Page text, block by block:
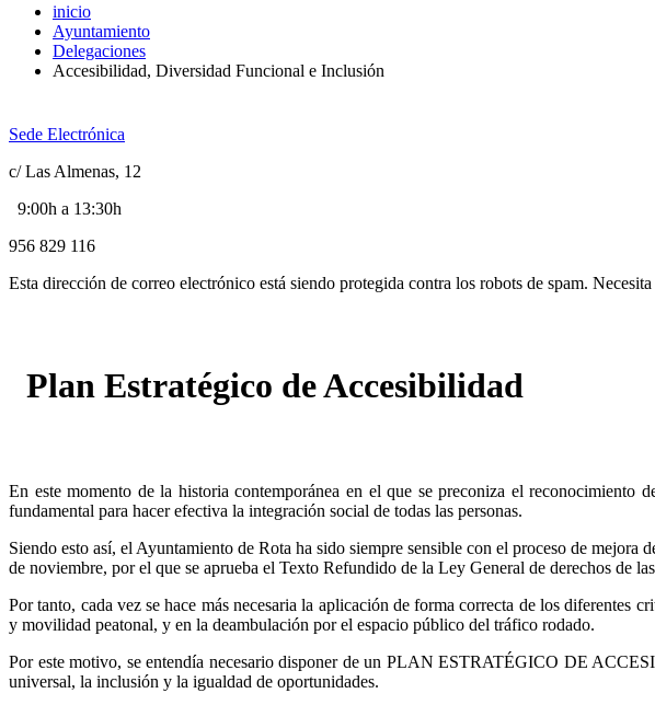
inicio
Ayuntamiento
Delegaciones
Accesibilidad, Diversidad Funcional e Inclusión
Sede Electrónica
c/ Las Almenas, 12
9:00h a 13:30h
956 829 116
Esta dirección de correo electrónico está siendo protegida contra los robots de spam.
Plan Estratégico de Accesibilidad
En este momento de la historia contemporánea en el que se preconiza el
fundamental para hacer efectiva la integración social de todas las personas.
Siendo esto así, el Ayuntamiento de Rota ha sido siempre sensible con el proceso de
de noviembre, por el que se aprueba el Texto Refundido de la Ley General de derechos de
Por tanto, cada vez se hace más necesaria la aplicación de forma correcta de los
y movilidad peatonal, y en la deambulación por el espacio público del tráfico rodado.
Por este motivo, se entendía necesario disponer de un PLAN ESTRATÉGICO DE
universal, la inclusión y la igualdad de oportunidades.